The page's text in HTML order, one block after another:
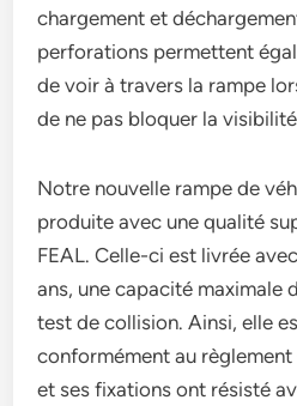
chargement et
perforations permettent
de voir à travers la rampe
de ne pas bloquer la
Notre nouvelle rampe de
produite avec une qualité
FEAL. Celle-ci est livrée
ans, une capacité maximale
test de collision. Ainsi, elle
conformément au règlement
et ses fixations ont résisté